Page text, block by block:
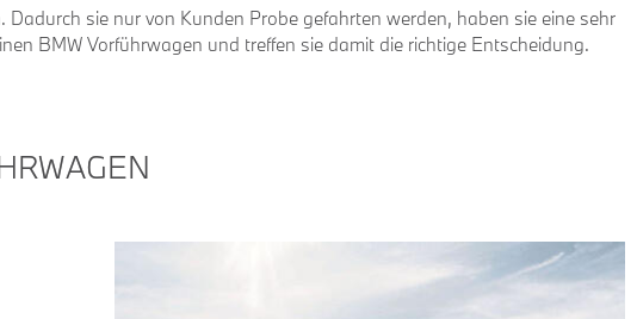
sie nur von Kunden Probe gefahrten werden, haben sie eine sehr
BMW Vorführwagen und treffen sie damit die richtige Entscheidung.